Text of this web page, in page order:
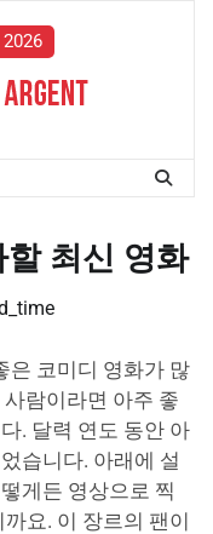
최신 영화
은 코미디 영화가 많
람이라면 아주 좋
. 달력 연도 동안 아
습니다. 아래에 설
게든 영상으로 찍
요. 이 장르의 팬이